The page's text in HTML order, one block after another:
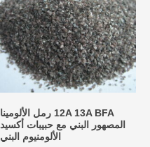
12A 13A BFA رمل الألومينا
المصهور البني مع حبيبات أكسيد
الألومنيوم البني